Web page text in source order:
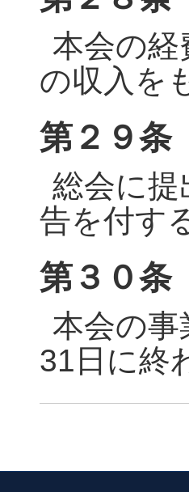
本会の経
の収入を
第２９条
総会に提
告を付す
第３０条
本会の事
31日に終